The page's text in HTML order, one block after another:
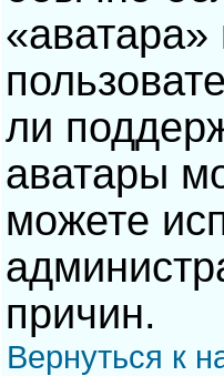
ли
аватары
можете
причин.
Вернуться к